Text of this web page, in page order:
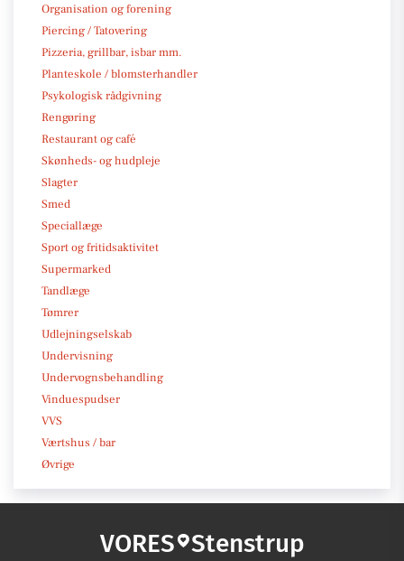
Organisation og forening
Piercing / Tatovering
Pizzeria, grillbar, isbar mm.
Planteskole / blomsterhandler
Psykologisk rådgivning
Rengøring
Restaurant og café
Skønheds- og hudpleje
Slagter
Smed
Speciallæge
Sport og fritidsaktivitet
Supermarked
Tandlæge
Tømrer
Udlejningselskab
Undervisning
Undervognsbehandling
Vinduespudser
VVS
Værtshus / bar
Øvrige
VORES Stenstrup